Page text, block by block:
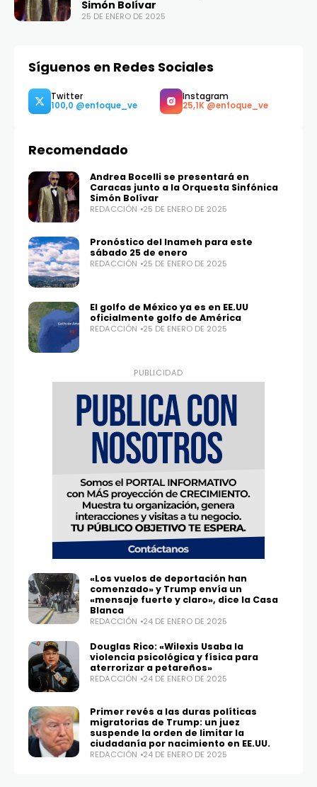
Simón Bolívar
25 DE ENERO DE 2025
Síguenos en Redes Sociales
Twitter
100,0
Instagram
25,1K
Recomendado
Andrea Bocelli se presentará en
Caracas junto a la Orquesta Sinfónica
Simón Bolívar
REDACCIÓN 25 DE ENERO DE 2025
Pronóstico del Inameh para este
sábado 25 de enero
REDACCIÓN 25 DE ENERO DE 2025
El golfo de México ya es en EE.UU
oficialmente golfo de América
REDACCIÓN 25 DE ENERO DE 2025
PUBLICIDAD
«Los vuelos de deportación han
comenzado» y Trump envía un
«mensaje fuerte y claro», dice la Casa
Blanca
REDACCIÓN 24 DE ENERO DE 2025
Douglas Rico: «Wilexis Usaba la
violencia psicológica y física para
aterrorizar a petareños»
REDACCIÓN 24 DE ENERO DE 2025
Primer revés a las duras políticas
migratorias de Trump: un juez
suspende la orden de limitar la
ciudadanía por nacimiento en EE.UU.
REDACCIÓN 24 DE ENERO DE 2025